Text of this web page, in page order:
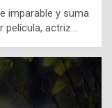
imparable y suma
película, actriz…